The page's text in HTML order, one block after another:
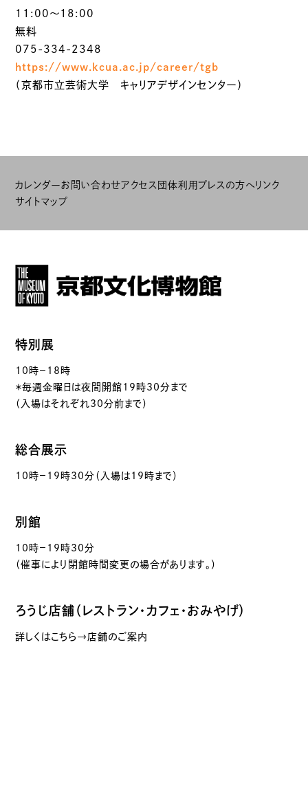
11:00～18:00
無料
075-334-2348
https://www.kcua.ac.jp/career/tgb
（京都市立芸術大学 キャリアデザインセンター）
カレンダーお問い合わせアクセス 団体利用 プレスの方へリンク
サイトマップ
特別展
10時－18時
＊毎週金曜日は夜間開館19時30分まで
（入場はそれぞれ30分前まで）
総合展示
10時－19時30分（入場は19時まで）
別館
10時－19時30分
（催事により閉館時間変更の場合があります。）
ろうじ店舗（レストラン・カフェ・おみやげ）
詳しくはこちら→店舗のご案内